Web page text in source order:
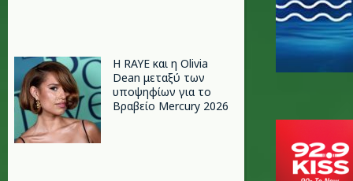
Η RAYE και η Olivia
Dean μεταξύ των
υποψηφίων για το
Βραβείο Mercury 2026